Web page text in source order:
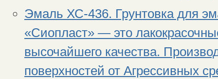
Эмаль ХС-436. Грунтовка для
«Сиопласт» — это
высочайшего качества.
поверхностей от Агрессивных